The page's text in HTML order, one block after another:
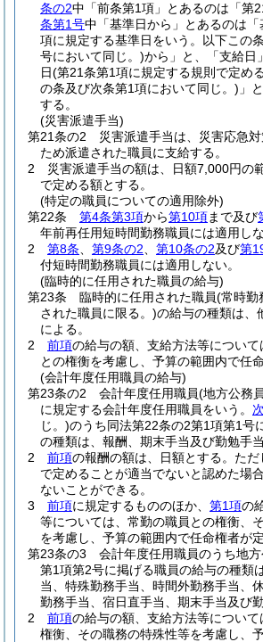
条の2中「前条第1項」とあるのは「第
条第1号中「基準日から」とあるのは「
項に規定する基準日をいう。以下この
号において同じ。)から」と、「支給日
日(第21条第1項に規定する規則で定め
の条及び次条第1項において同じ。) 」
する。
(災害派遣手当)
第21条の2
災害派遣手当は、災害応急
ため派遣された職員に支給する。
2
災害派遣手当の額は、日額7,000円の
で定める額とする。
(特定の職員についての適用除外)
第22条
第4条第3項から第10項まで及び
年前再任用短時間勤務職員には適用しな
2
第8条 第9条の2 第10条の2及び第
付短時間勤務職員には適用しない。
(臨時的に任用された職員の給与)
第23条
臨時的に任用された職員(常時勤
された職員に限る。)の給与の種類は、
による。
2
前項の給与の額、支給方法等につい
との権衡を考慮し、予算の範囲内で任
(会計年度任用職員の給与)
第23条の2
会計年度任用職員(地方公務
に規定する会計年度任用職員をいう。
じ。)のうち同法第22条の2第1項第1号
の種類は、報酬、期末手当及び勤勉手当
2
前項の報酬の額は、日額とする。 ただ
で定めることが適当でないと認めた場
ないことができる。
3
前項に規定するもののほか、 第1項の
等については、常勤の職員との権衡、
を考慮し、予算の範囲内で任命権者が定
第23条の3
会計年度任用職員のうち地
第1項第2号に掲げる職員の給与の種類
当、特殊勤務手当、時間外勤務手当、
勤務手当、宿日直手当、期末手当及び
2
前項の給与の額、支給方法等につい
権衡、その職務の特殊性等を考慮し、